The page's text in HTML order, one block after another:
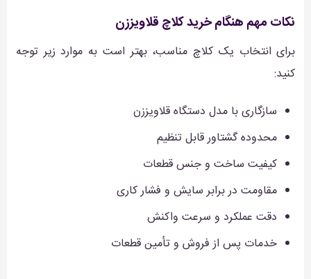
نکات مهم هنگام خرید کلاچ قلاویززن
برای انتخاب یک کلاچ مناسب، بهتر است به موارد زیر توجه
کنید:
سازگاری با مدل دستگاه قلاویززن
محدوده گشتاور قابل تنظیم
کیفیت ساخت و جنس قطعات
مقاومت در برابر سایش و فشار کاری
دقت عملکرد و سرعت واکنش
خدمات پس از فروش و تأمین قطعات